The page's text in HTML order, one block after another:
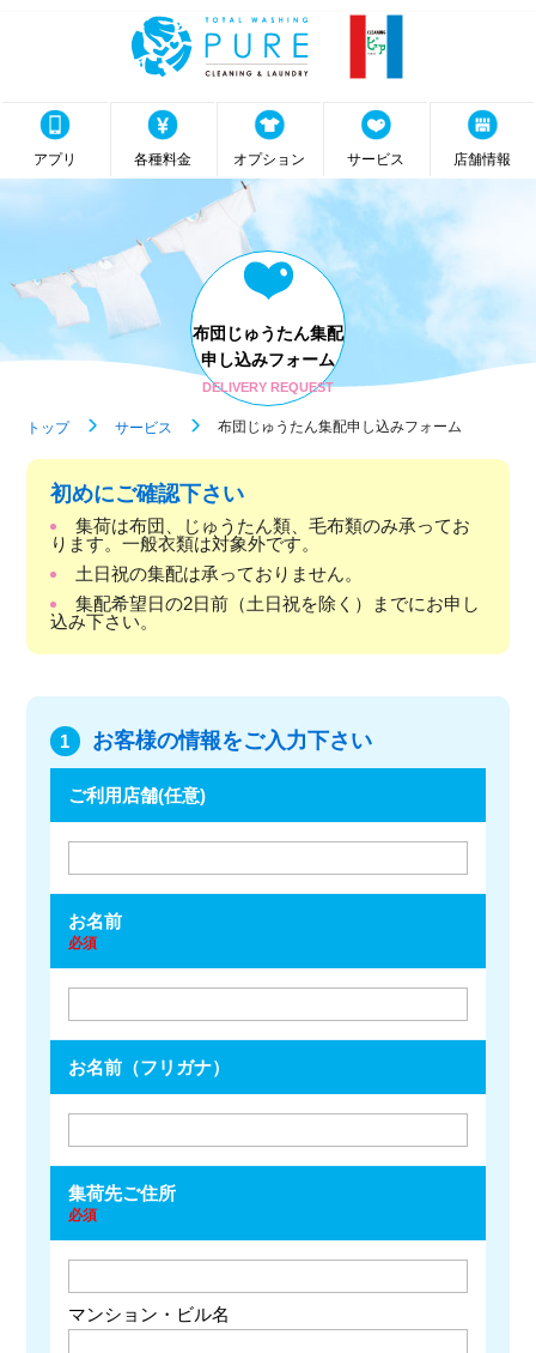
アプリ 各種料金 オプション サービス 店舗情報
布団じゅうたん集配
申し込みフォーム
DELIVERY REQUEST
トップ サービス 布団じゅうたん集配申し込みフォーム
初めにご確認下さい
集荷は布団、じゅうたん類、毛布類のみ承ってお
ります。一般衣類は対象外です。
土日祝の集配は承っておりません。
集配希望日の2日前（土日祝を除く）までにお申し
込み下さい。
1 お客様の情報をご入力下さい
ご利用店舗(任意)
お名前
必須
お名前（フリガナ）
集荷先ご住所
必須
マンション・ビル名